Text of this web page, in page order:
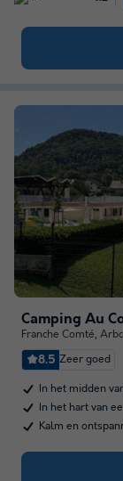
Camping Au
Franche Comté,
8.5 Zeer goed
In het midden
In het hart van
Kalm en